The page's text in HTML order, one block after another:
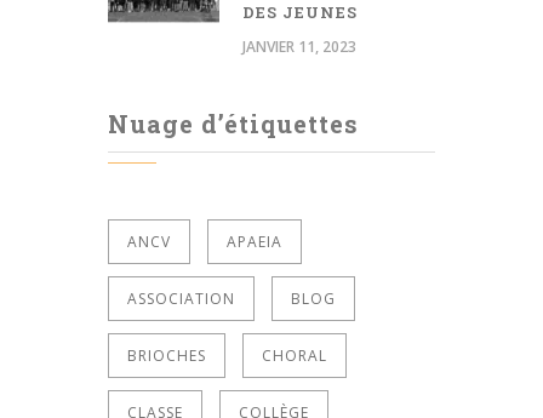
DES JEUNES
JANVIER 11, 2023
Nuage d’étiquettes
ANCV APAEIA
ASSOCIATION BLOG
BRIOCHES CHORAL
CLASSE COLLÈGE